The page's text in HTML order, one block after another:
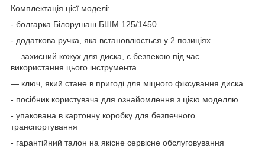
Комплектація цієї моделі:
- болгарка Білорушаш БШМ 125/1450
- додаткова ручка, яка встановлюється у 2 позиціях
— захисний кожух для диска, є безпекою під час
використання цього інструмента
— ключ, який стане в пригоді для міцного фіксування диска
- посібник користувача для ознайомлення з цією моделлю
- упакована в картонну коробку для безпечного
транспортування
- гарантійний талон на якісне сервісне обслуговування